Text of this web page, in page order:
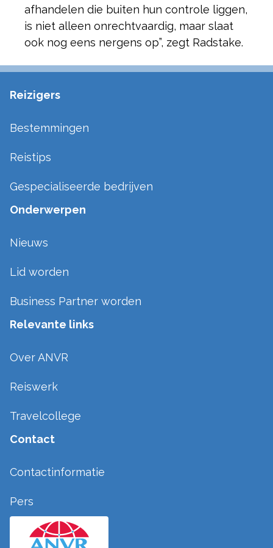
afhandelen die buiten hun controle liggen,
is niet alleen onrechtvaardig, maar slaat
ook nog eens nergens op”, zegt Radstake.
Reizigers
Bestemmingen
Reistips
Gespecialiseerde bedrijven
Onderwerpen
Nieuws
Lid worden
Business Partner worden
Relevante links
Over ANVR
Reiswerk
Travelcollege
Contact
Contactinformatie
Pers